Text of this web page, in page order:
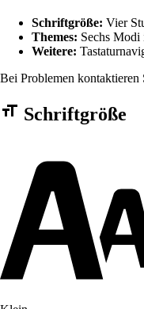
Schriftgröße: Vier
Themes: Sechs
Weitere:
Bei Problemen kontaktieren
Barrierefreiheit
Schriftgröße